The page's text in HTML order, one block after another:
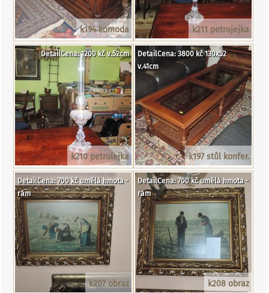
k194 komoda k211 petrojejka
k210 petrolejka
DetailCena: 1200 kč v.52cm
k197 stůl konfer.
DetailCena: 3800 kč 130x52
v.41cm
k207 obraz
DetailCena: 700 kč umělá hmota -
rám
k208 obraz
DetailCena: 700 kč umělá hmota -
rám